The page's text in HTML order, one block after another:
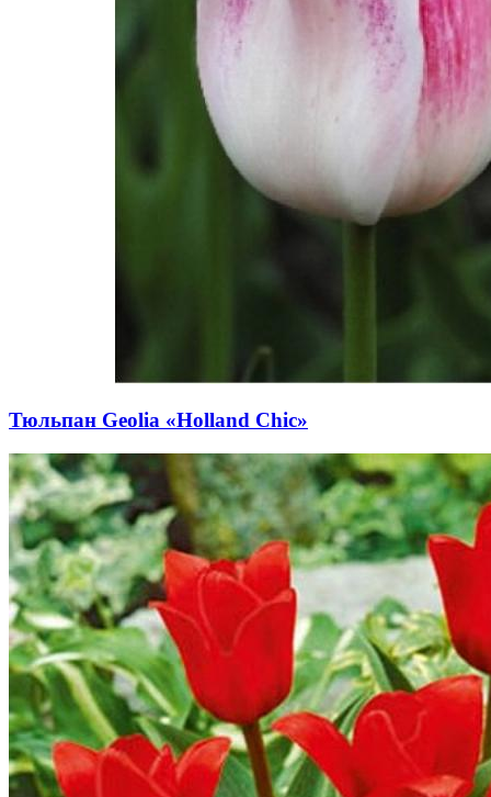
Тюльпан Geolia «Holland Chic»